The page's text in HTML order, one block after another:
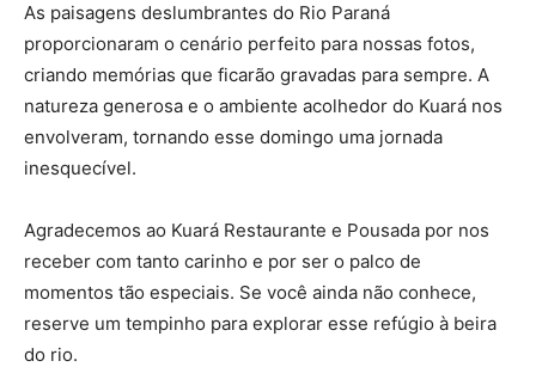
As paisagens deslumbrantes do Rio Paraná
proporcionaram o cenário perfeito para nossas fotos,
criando memórias que ficarão gravadas para sempre. A
natureza generosa e o ambiente acolhedor do Kuará nos
envolveram, tornando esse domingo uma jornada
inesquecível.
Agradecemos ao Kuará Restaurante e Pousada por nos
receber com tanto carinho e por ser o palco de
momentos tão especiais. Se você ainda não conhece,
reserve um tempinho para explorar esse refúgio à beira
do rio.